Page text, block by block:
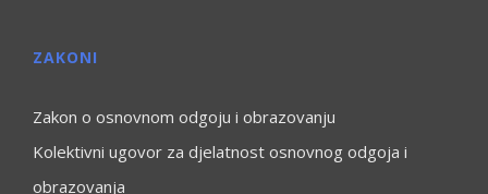
ZAKONI
Zakon o osnovnom odgoju i obrazovanju
Kolektivni ugovor za djelatnost osnovnog odgoja i
obrazovanja